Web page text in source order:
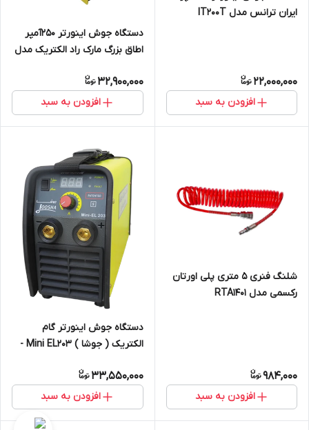
ایران ترانس مدل IT200T
22,000,000
افزودن به سبد
دستگاه جوش اینورتر 250آمپر
اطاق بزرگ مارک راد الکتریک مدل
32,900,000
افزودن به سبد
شلنگ فنری 5 متری پلی اورتان
رکسمی مدل RTA1401
984,000
افزودن به سبد
دستگاه جوش اینورتر گام
الکتریک ( جوشا ) Mini EL203 -
33,550,000
افزودن به سبد